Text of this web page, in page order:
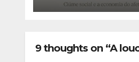
9 thoughts on “A